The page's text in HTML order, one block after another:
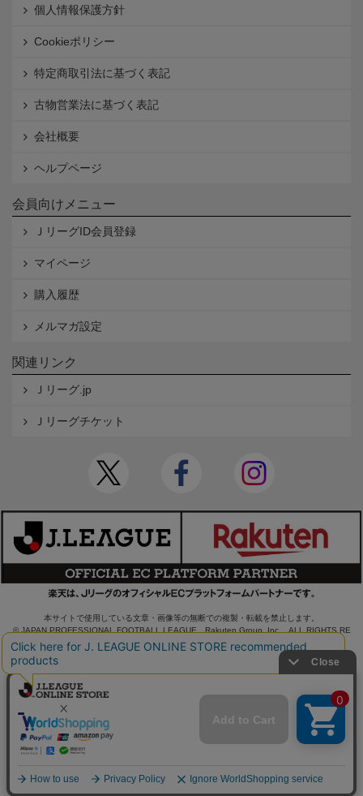
個人情報保護方針
Cookieポリシー
特定商取引法に基づく表記
古物営業法に基づく表記
会社概要
ヘルプページ
会員向けメニュー
ＪリーグID会員登録
マイページ
購入履歴
メルマガ設定
関連リンク
Ｊリーグ.jp
Ｊリーグチケット
本サイトで使用している文章・画像等の無断での複製・転載を禁止します。
© JAPAN PROFESSIONAL FOOTBALL LEAGUE Rakuten Group, Inc. ALL RIGHTS RE
SERVED.